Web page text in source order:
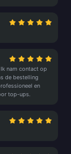
nam contact op
de bestelling
en
top-ups.